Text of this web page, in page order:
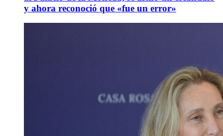
y ahora reconoció que «fue un error»